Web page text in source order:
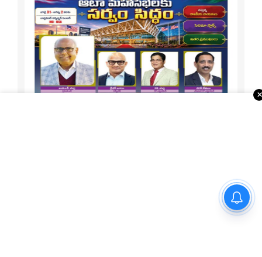
అమెరికా రాయబారి సెర్జియో గోర్‌తో